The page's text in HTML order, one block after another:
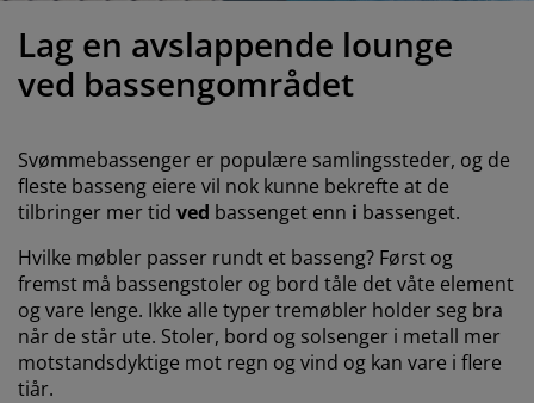
med oppbevaring
og pleie
og tilbehør
og stryk
Lag en avslappende lounge
ved bassengområdet
Svømmebassenger er populære samlingssteder, og de
fleste basseng eiere vil nok kunne bekrefte at de
tilbringer mer tid ved bassenget enn i bassenget.
Hvilke møbler passer rundt et basseng? Først og
fremst må bassengstoler og bord tåle det våte element
og vare lenge. Ikke alle typer tremøbler holder seg bra
når de står ute. Stoler, bord og solsenger i metall mer
motstandsdyktige mot regn og vind og kan vare i flere
tiår.